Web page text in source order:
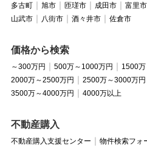
多古町 旭市 匝瑳市 成田市 富里市
山武市
八街市 酒々井市 佐倉市
価格から検索
～300万円 500万～1000万円
1500
2000万～2500万円
2500万～3000万円
3500万～4000万円
4000万以上
不動産購入
不動産購入支援センター 物件検索フォ